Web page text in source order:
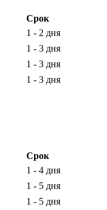
Срок
1 - 2 дня
1 - 3 дня
1 - 3 дня
1 - 3 дня
Срок
1 - 4 дня
1 - 5 дня
1 - 5 дня